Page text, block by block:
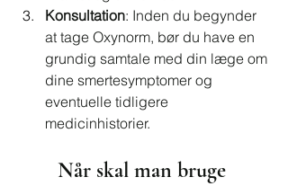
Konsultation: Inden du begynder
at tage Oxynorm, bør du have en
grundig samtale med din læge om
dine smertesymptomer og
eventuelle tidligere
medicinhistorier.
Når skal man bruge